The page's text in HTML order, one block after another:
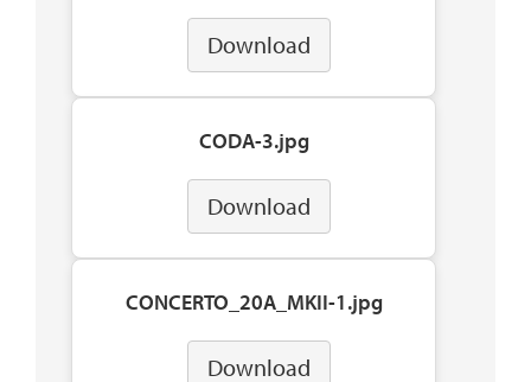
Download
CODA-3.jpg
Download
CONCERTO_20A_MKII-1.jpg
Download